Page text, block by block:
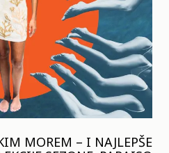
MOREM – I NAJLEPŠE